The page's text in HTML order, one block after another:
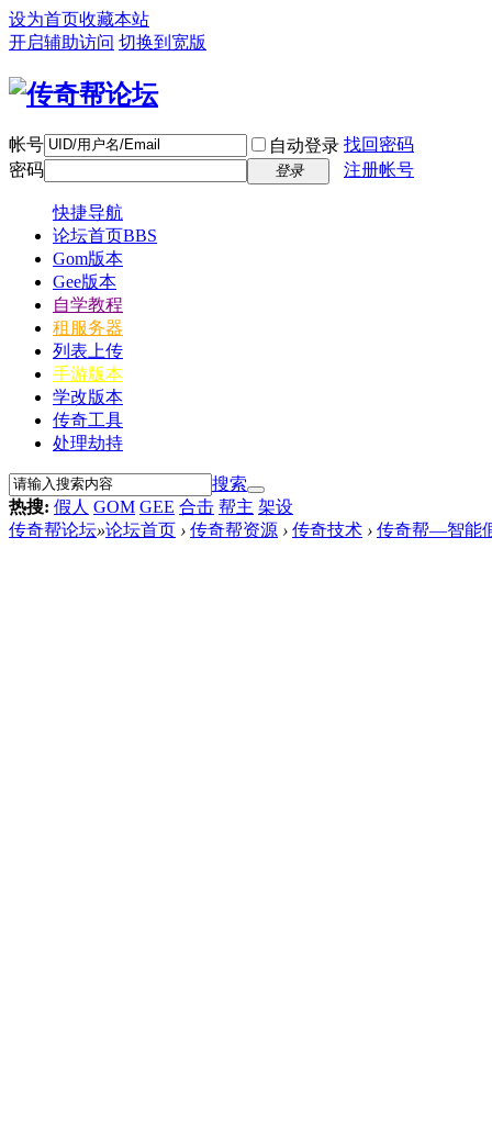
设为首页收藏本站
开启辅助访问 切换到宽版
帐号 自动登录 找回密码
密码
登录 注册帐号
快捷导航
论坛首页BBS
Gom版本
Gee版本
自学教程
租服务器
列表上传
手游版本
学改版本
传奇工具
处理劫持
搜索
热搜: 假人 GOM GEE 合击 帮主 架设
传奇帮论坛»论坛首页 › 传奇帮资源 › 传奇技术 › 传奇帮—智能